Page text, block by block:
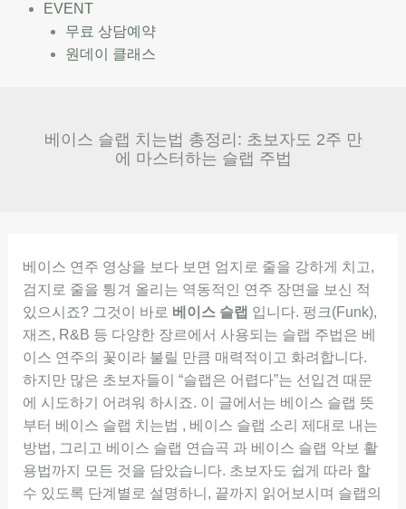
EVENT
무료 상담예약
원데이 클래스
베이스 슬랩 치는법 총정리: 초보자도 2주 만
에 마스터하는 슬랩 주법
베이스 연주 영상을 보다 보면 엄지로 줄을 강하게 치고,
검지로 줄을 튕겨 올리는 역동적인 연주 장면을 보신 적
있으시죠? 그것이 바로 베이스 슬랩 입니다. 펑크(Funk),
재즈, R&B 등 다양한 장르에서 사용되는 슬랩 주법은 베
이스 연주의 꽃이라 불릴 만큼 매력적이고 화려합니다.
하지만 많은 초보자들이 “슬랩은 어렵다”는 선입견 때문
에 시도하기 어려워 하시죠. 이 글에서는 베이스 슬랩 뜻
부터 베이스 슬랩 치는법 , 베이스 슬랩 소리 제대로 내는
방법, 그리고 베이스 슬랩 연습곡 과 베이스 슬랩 악보 활
용법까지 모든 것을 담았습니다. 초보자도 쉽게 따라 할
수 있도록 단계별로 설명하니, 끝까지 읽어보시며 슬랩의